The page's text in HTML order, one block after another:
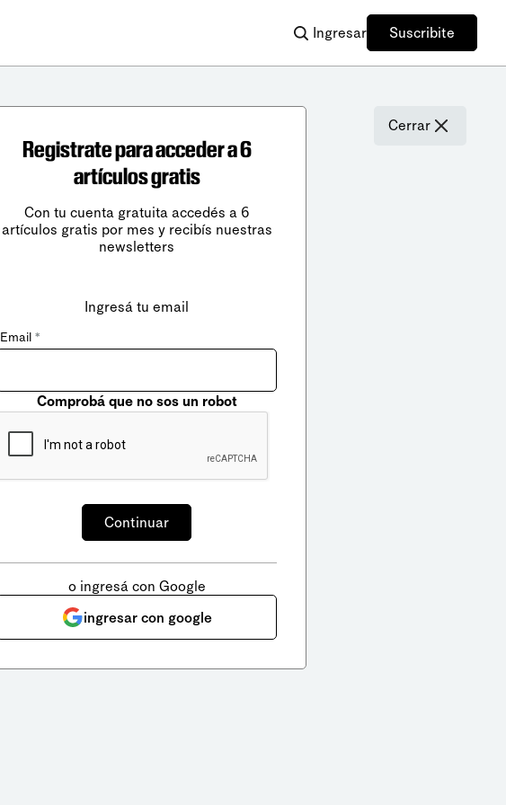
Ingresar Suscribite
Cerrar
Registrate para acceder a 6
artículos gratis
Con tu cuenta gratuita accedés a 6
artículos gratis por mes y recibís nuestras
newsletters
Ingresá tu email
Email *
Comprobá que no sos un robot
o ingresá con Google
ingresar con google